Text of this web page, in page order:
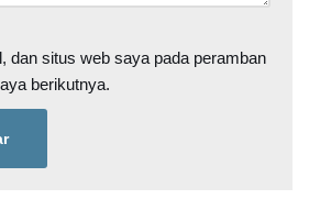
dan situs web saya pada peramban
berikutnya.